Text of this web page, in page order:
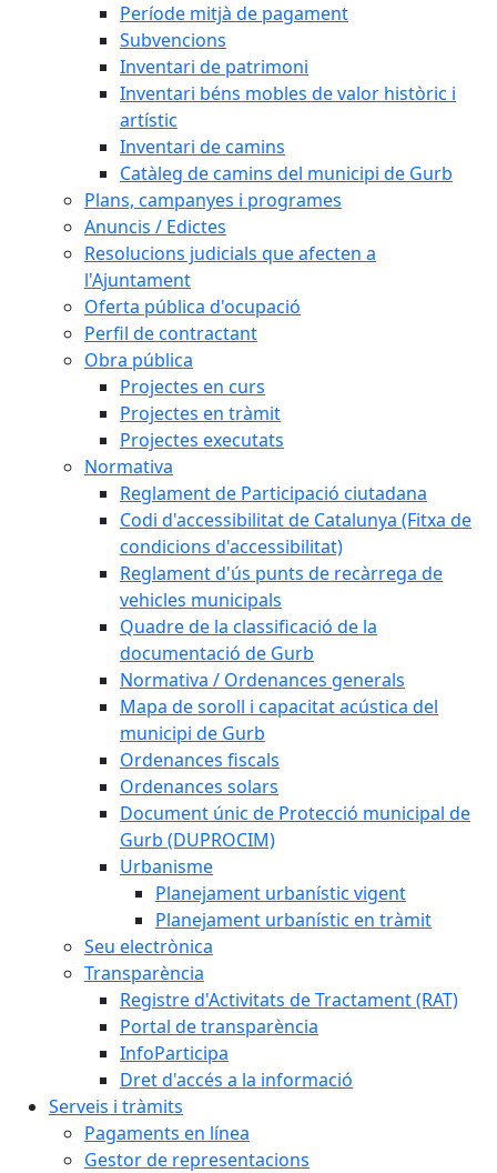
Període mitjà de pagament
Subvencions
Inventari de patrimoni
Inventari béns mobles de valor històric i
artístic
Inventari de camins
Catàleg de camins del municipi de Gurb
Plans, campanyes i programes
Anuncis / Edictes
Resolucions judicials que afecten a
l'Ajuntament
Oferta pública d'ocupació
Perfil de contractant
Obra pública
Projectes en curs
Projectes en tràmit
Projectes executats
Normativa
Reglament de Participació ciutadana
Codi d'accessibilitat de Catalunya (Fitxa de
condicions d'accessibilitat)
Reglament d'ús punts de recàrrega de
vehicles municipals
Quadre de la classificació de la
documentació de Gurb
Normativa / Ordenances generals
Mapa de soroll i capacitat acústica del
municipi de Gurb
Ordenances fiscals
Ordenances solars
Document únic de Protecció municipal de
Gurb (DUPROCIM)
Urbanisme
Planejament urbanístic vigent
Planejament urbanístic en tràmit
Seu electrònica
Transparència
Registre d'Activitats de Tractament (RAT)
Portal de transparència
InfoParticipa
Dret d'accés a la informació
Serveis i tràmits
Pagaments en línea
Gestor de representacions